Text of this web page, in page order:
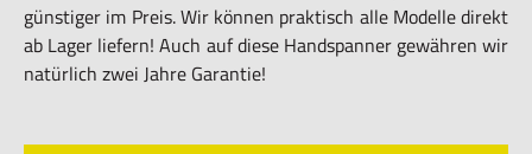
günstiger im Preis. Wir können praktisch alle Modelle direkt
ab Lager liefern! Auch auf diese Handspanner gewähren wir
natürlich zwei Jahre Garantie!